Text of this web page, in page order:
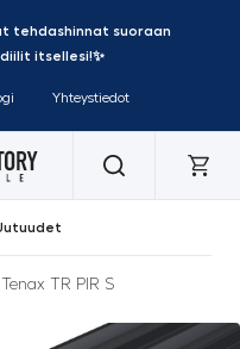
tehdashinnat suoraan
itsellesi!✨
Yhteystiedot
TR PIR S